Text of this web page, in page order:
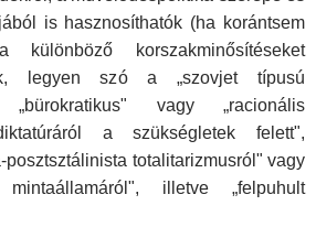
is hasznosíthatók (ha korántsem
korszakminősítéseket
legyen szó a „szovjet típusú
vagy „racionális
a szükségletek felett",
posztsztálinista totalitarizmusról" vagy
illetve „felpuhult